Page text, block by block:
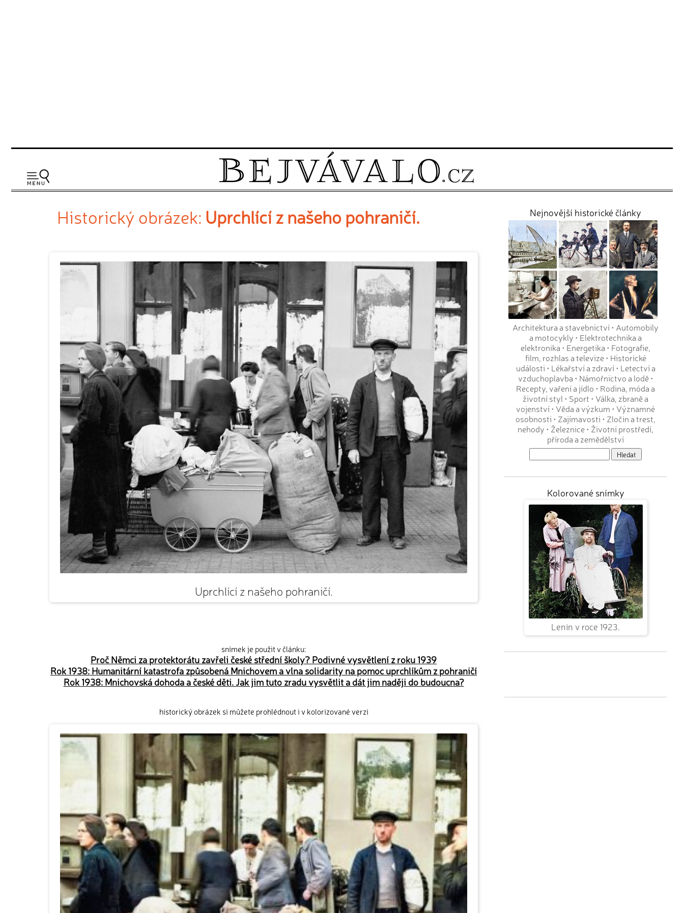
Historický obrázek: Uprchlící z našeho pohraničí.
Uprchlící z našeho pohraničí.
snímek je použit v článku:
Proč Němci za protektorátu zavřeli české střední školy? Podivné vysvětlení z roku 1939
Rok 1938: Humanitární katastrofa způsobená Mnichovem a vlna solidarity na pomoc uprchlíkům z pohraničí
Rok 1938: Mnichovská dohoda a české děti. Jak jim tuto zradu vysvětlit a dát jim naději do budoucna?
historický obrázek si můžete prohlédnout i v kolorizované verzi
Nejnovější historické články
Architektura a stavebnictví• Automobily
a motocykly • Elektrotechnika a
elektronika • Energetika • Fotografie,
film, rozhlas a televize• Historické
události • Lékařství a zdraví• Letectví a
vzduchoplavba • Námořnictvo a lodě•
Recepty, vaření a jídlo • Rodina, móda a
životní styl • Sport • Válka, zbraně a
vojenství• Věda a výzkum • Významné
osobnosti • Zajímavosti • Zločin a trest,
nehody • Železnice• Životní prostředí,
příroda a zemědělství
Kolorované snímky
Lenin v roce 1923.